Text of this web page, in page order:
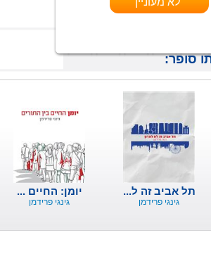
סופר:
יומן: החיים ...
גינגי פרידמן
תל אביב זה ל...
גינגי פרידמן